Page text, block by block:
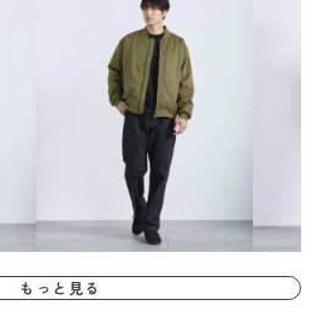
もっと見る